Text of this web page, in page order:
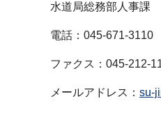
水道局総務部人事課
電話：045-671-3110
ファクス：045-212-
メールアドレス： su-